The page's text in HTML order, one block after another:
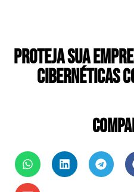
Proteja sua
cibernéticas